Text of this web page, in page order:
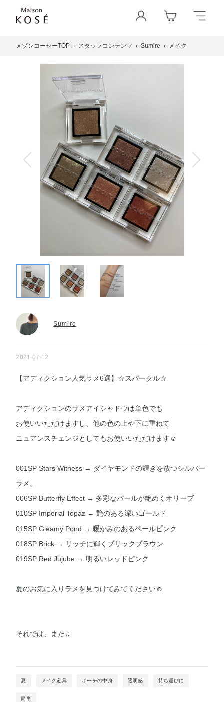
メゾンコーセーTOP スタッフコンテンツ Sumire メイク
Sumire
2021.07.12
【アディクション人気ラメ6選】☆スパークル☆
アディクションのラメアイシャドウは単色でも
お使いいただけますし、他の色の上や下に重ねて
ニュアンスチェンジとしてもお使いいただけます☺︎
001SP Stars Witness → ダイヤモンドの輝きを放つシルバー
ラメ。
006SP Butterfly Effect → 多彩なパールが艶めくオリーブ
010SP Imperial Topaz → 艶のある深いゴールド
015SP Gleamy Pond → 暖かみのあるペールピンク
018SP Brick → リッチに輝くブリックブラウン
019SP Red Jujube → 明るいレッドピンク
夏のお気に入りラメを見つけてみてください☺︎
それでは、また♫
夏 メイク道具 ポーチの中身 透明感 持ち運びに
簡単